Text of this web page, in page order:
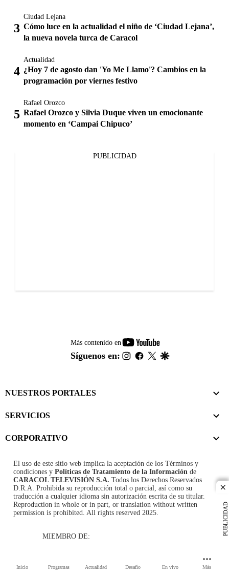
Inicio Programas Actualidad Desafío En vivo Más
PUBLICIDAD
Ciudad Lejana
Cómo luce en la actualidad el niño de ‘Ciudad Lejana’,
la nueva novela turca de Caracol
Actualidad
¿Hoy 7 de agosto dan 'Yo Me Llamo'? Cambios en la
programación por viernes festivo
Rafael Orozco
Rafael Orozco y Silvia Duque viven un emocionante
momento en ‘Campai Chipuco’
PUBLICIDAD
Más contenido en
youtube-
footer
Síguenos en: instagram
facebook
twitter
NUESTROS PORTALES
SERVICIOS
CORPORATIVO
El uso de este sitio web implica la aceptación de los Términos y
condiciones y Políticas de Tratamiento de la Información de
CARACOL TELEVISIÓN S.A. Todos los Derechos Reservados
D.R.A. Prohibida su reproducción total o parcial, así como su
traducción a cualquier idioma sin autorización escrita de su titular.
Reproduction in whole or in part, or translation without written
permission is prohibited. All rights reserved 2025.
MIEMBRO DE: